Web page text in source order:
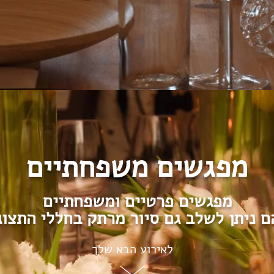
מפגשים משפחתיים
מפגשים פרטיים ומשפחתיים
ניתן לשלב גם סיור מרתק בחללי
לאירוע הבא שלך